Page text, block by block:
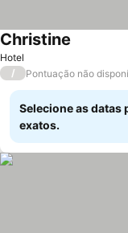
Hotel
Christine
/ Pontuação não
Selecione as datas
exatos.